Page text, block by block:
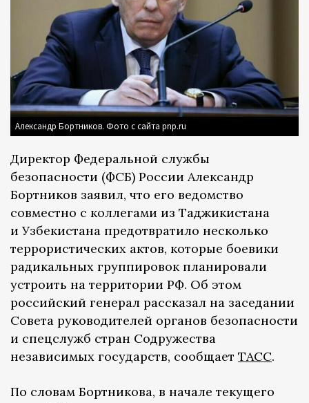
Александр Бортников. Фото с сайта pnp.ru
Директор Федеральной службы
безопасности (ФСБ) России Александр
Бортников заявил, что его ведомство
совместно с коллегами из Таджикистана
и Узбекистана предотвратило несколько
террористических актов, которые боевики
радикальных группировок планировали
устроить на территории РФ. Об этом
российский генерал рассказал на заседании
Совета руководителей органов безопасности
и спецслужб стран Содружества
независимых государств, сообщает ТАСС.
По словам Бортникова, в начале текущего